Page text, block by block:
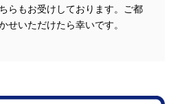
らもお受けしております。ご都
せいただけたら幸いです。